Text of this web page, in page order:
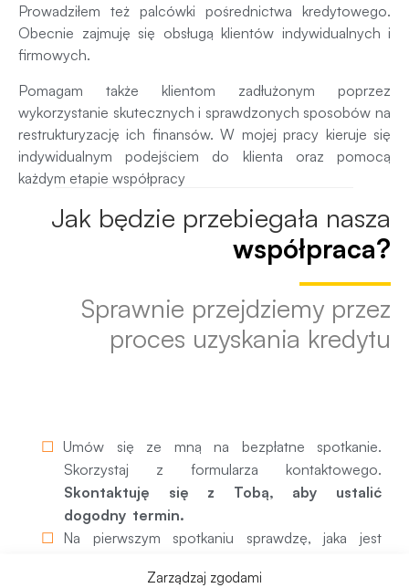
Zarządzaj zgodami
Prowadziłem też palcówki pośrednictwa kredytowego.
Obecnie zajmuję się obsługą klientów indywidualnych i
firmowych.
Pomagam także klientom zadłużonym poprzez
wykorzystanie skutecznych i sprawdzonych sposobów na
restrukturyzację ich finansów. W mojej pracy kieruje się
indywidualnym podejściem do klienta oraz pomocą
każdym etapie współpracy
Jak będzie przebiegała nasza
współpraca?
Sprawnie przejdziemy przez
proces uzyskania kredytu
Umów się ze mną na bezpłatne spotkanie.
Skorzystaj z formularza kontaktowego.
Skontaktuję się z Tobą, aby ustalić
dogodny termin.
Na pierwszym spotkaniu sprawdzę, jaka jest
poznać Twoją sytuację finansową. Dowiesz się,